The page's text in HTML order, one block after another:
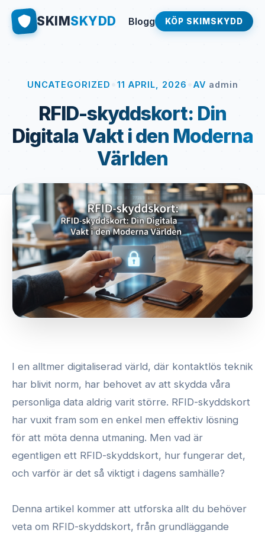
SKIMSKYDD Blogg KÖP SKIMSKYDD
UNCATEGORIZED 11 APRIL, 2026 AV admin
RFID-skyddskort: Din
Digitala Vakt i den Moderna
Världen
I en alltmer digitaliserad värld, där kontaktlös teknik
har blivit norm, har behovet av att skydda våra
personliga data aldrig varit större. RFID-skyddskort
har vuxit fram som en enkel men effektiv lösning
för att möta denna utmaning. Men vad är
egentligen ett RFID-skyddskort, hur fungerar det,
och varför är det så viktigt i dagens samhälle?
Denna artikel kommer att utforska allt du behöver
veta om RFID-skyddskort, från grundläggande